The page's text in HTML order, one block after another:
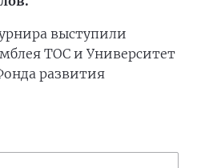
выступили
ТОС и Университет
развития